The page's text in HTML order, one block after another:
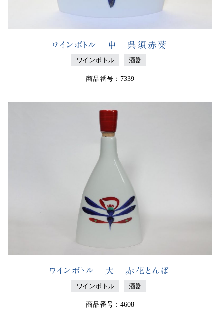
ワインボトル 中 呉須赤菊
ワインボトル 酒器
商品番号：7339
ワインボトル 大 赤花とんぼ
ワインボトル 酒器
商品番号：4608